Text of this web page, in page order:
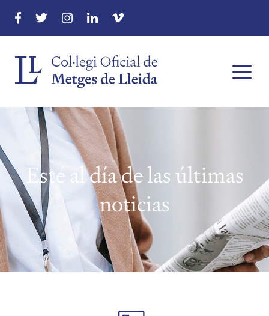
Esté al día de las últimas
noticias